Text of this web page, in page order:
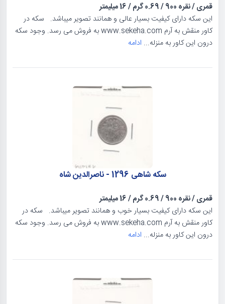
قمری/نقره 900 /0.69 گرم /16 میلیمتر
این سکه دارای کیفیت بسیار عالی و همانند تصویر میباشد. سکه در
کاور منقش به آرم www.sekeha.com به فروش می رسد. وجود سکه
درون این کاور به منزله... ادامه
سکه شاهی 1296 - ناصرالدین شاه
قمری/نقره 900 /0.69 گرم /16 میلیمتر
این سکه دارای کیفیت بسیار خوب و همانند تصویر میباشد. سکه در
کاور منقش به آرم www.sekeha.com به فروش می رسد. وجود سکه
درون این کاور به منزله... ادامه